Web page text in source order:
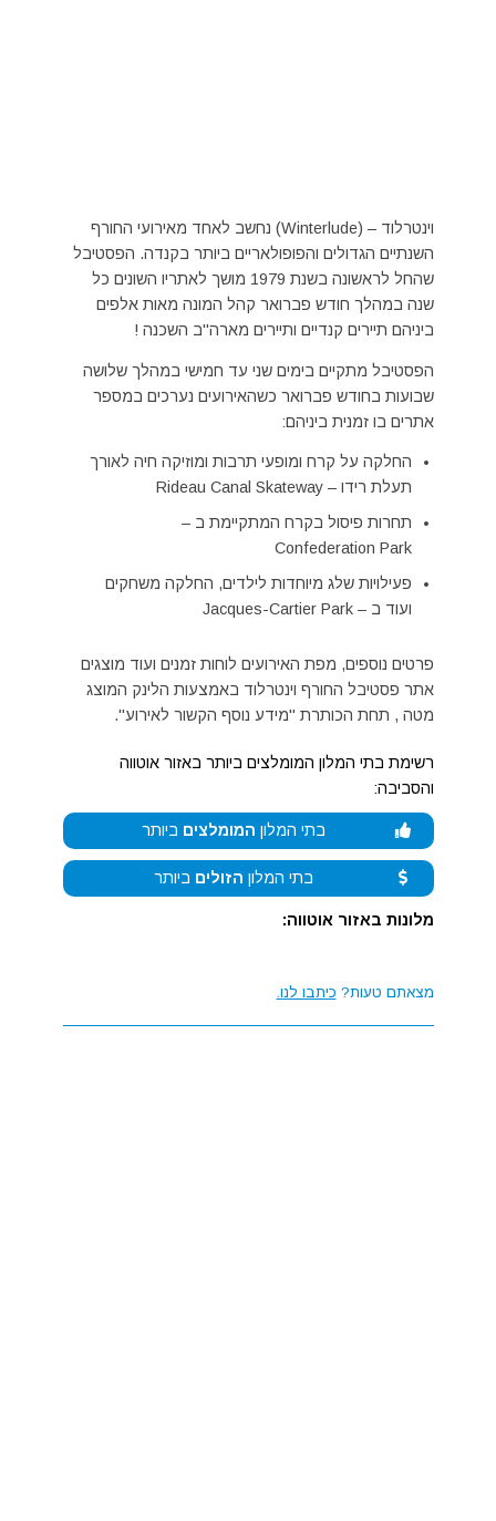
וינטרלוד – (Winterlude) נחשב לאחד מאירועי החורף
השנתיים הגדולים והפופולאריים ביותר בקנדה. הפסטיבל
שהחל לראשונה בשנת 1979 מושך לאתריו השונים כל
שנה במהלך חודש פברואר קהל המונה מאות אלפים
ביניהם תיירים קנדיים ותיירים מארה"ב השכנה !
הפסטיבל מתקיים בימים שני עד חמישי במהלך שלושה
שבועות בחודש פברואר כשהאירועים נערכים במספר
אתרים בו זמנית ביניהם:
החלקה על קרח ומופעי תרבות ומוזיקה חיה לאורך
תעלת רידו – Rideau Canal Skateway
תחרות פיסול בקרח המתקיימת ב –
Confederation Park
פעילויות שלג מיוחדות לילדים, החלקה משחקים
ועוד ב – Jacques-Cartier Park
פרטים נוספים, מפת האירועים לוחות זמנים ועוד מוצגים
אתר פסטיבל החורף וינטרלוד באמצעות הלינק המוצג
מטה , תחת הכותרת "מידע נוסף הקשור לאירוע".
רשימת בתי המלון המומלצים ביותר באזור אוטווה
והסביבה:
בתי המלון המומלצים ביותר
בתי המלון הזולים ביותר
מלונות באזור אוטווה:
מצאתם טעות? כיתבו לנו.